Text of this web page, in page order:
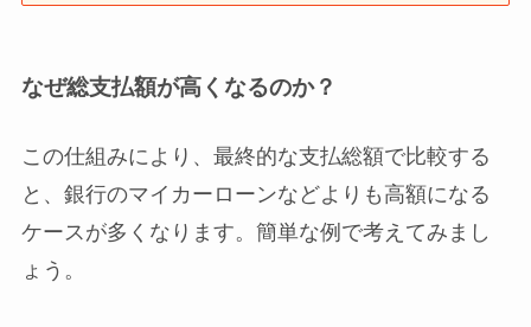
なぜ総支払額が高くなるのか？
この仕組みにより、最終的な支払総額で比較する
と、銀行のマイカーローンなどよりも高額になる
ケースが多くなります。簡単な例で考えてみまし
ょう。